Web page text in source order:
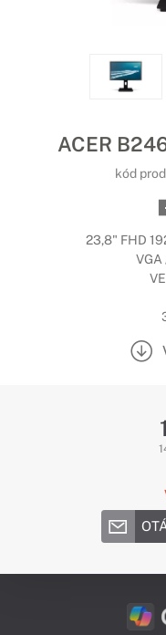
ACER
kód
23,8" FHD
VGA